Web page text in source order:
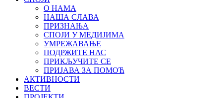
О НАМА
НАША СЛАВА
ПРИЗНАЊА
СПОЈИ У МЕДИЈИМА
УМРЕЖАВАЊЕ
ПОДРЖИТЕ НАС
ПРИКЉУЧИТЕ СЕ
ПРИЈАВА ЗА ПОМОЋ
АКТИВНОСТИ
ВЕСТИ